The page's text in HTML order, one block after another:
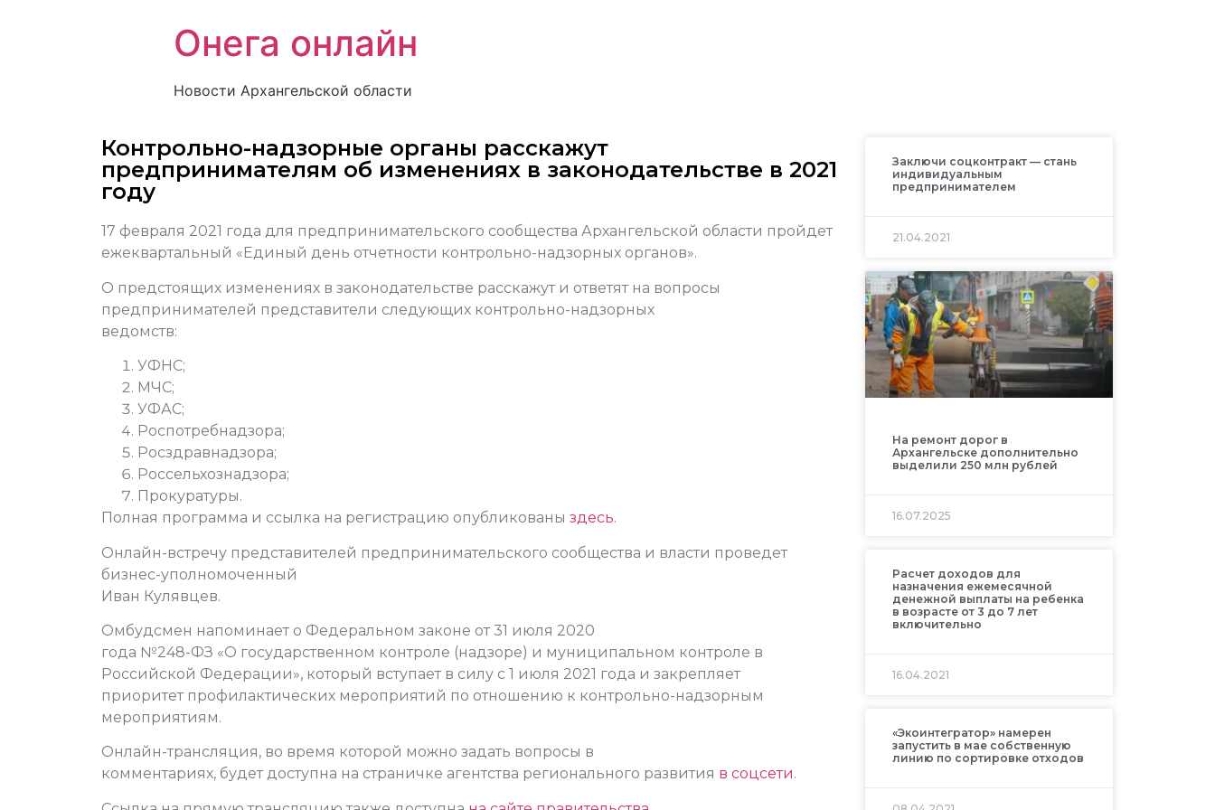
Онега онлайн
Новости Архангельской области
Контрольно-надзорные органы расскажут
предпринимателям об изменениях в законодательстве в 2021
году
17 февраля 2021 года для предпринимательского сообщества Архангельской области пройдет
ежеквартальный «Единый день отчетности контрольно-надзорных органов».
О предстоящих изменениях в законодательстве расскажут и ответят на вопросы
предпринимателей представители следующих контрольно-надзорных
ведомств:
УФНС;
МЧС;
УФАС;
Роспотребнадзора;
Росздравнадзора;
Россельхознадзора;
Прокуратуры.
Полная программа и ссылка на регистрацию опубликованы здесь.
Онлайн-встречу представителей предпринимательского сообщества и власти проведет
бизнес-уполномоченный
Иван Кулявцев.
Омбудсмен напоминает о Федеральном законе от 31 июля 2020
года №248-ФЗ «О государственном контроле (надзоре) и муниципальном контроле в
Российской Федерации», который вступает в силу с 1 июля 2021 года и закрепляет
приоритет профилактических мероприятий по отношению к контрольно-надзорным
мероприятиям.
Онлайн-трансляция, во время которой можно задать вопросы в
комментариях, будет доступна на страничке агентства регионального развития в соцсети.
Заключи соцконтракт — стань
индивидуальным
предпринимателем
21.04.2021
На ремонт дорог в
Архангельске дополнительно
выделили 250 млн рублей
16.07.2025
Расчет доходов для
назначения ежемесячной
денежной выплаты на ребенка
в возрасте от 3 до 7 лет
включительно
16.04.2021
«Экоинтегратор» намерен
запустить в мае собственную
линию по сортировке отходов